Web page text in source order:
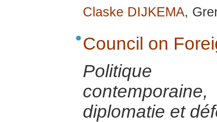
Claske DIJKEMA,
Council on
Politique
diplomatie et